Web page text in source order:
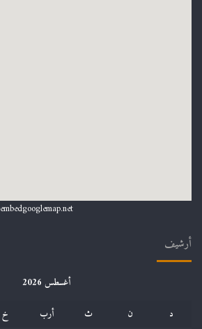
embedgooglemap.net
أرشيف
أغسطس 2026
د
ن ث أرب خ